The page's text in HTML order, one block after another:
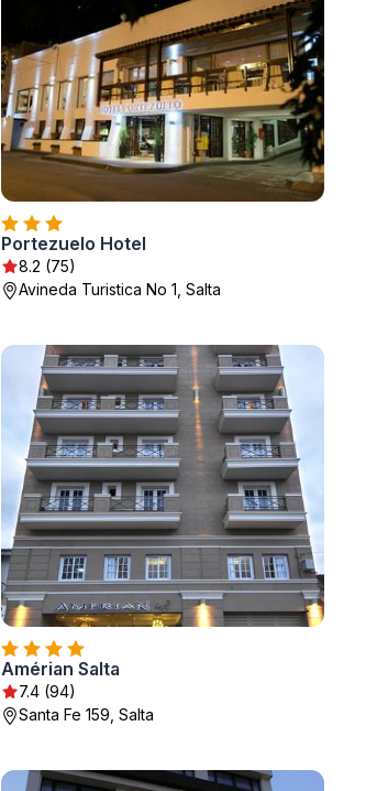
Portezuelo Hotel
8.2 (75)
Avineda Turistica No 1, Salta
Amérian Salta
7.4 (94)
Santa Fe 159, Salta